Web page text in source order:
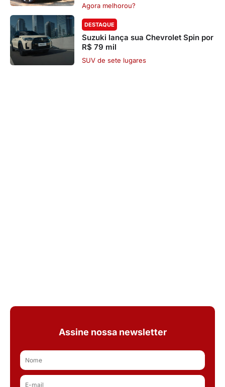
Agora melhorou?
DESTAQUE
Suzuki lança sua Chevrolet Spin por
R$ 79 mil
SUV de sete lugares
Assine nossa newsletter